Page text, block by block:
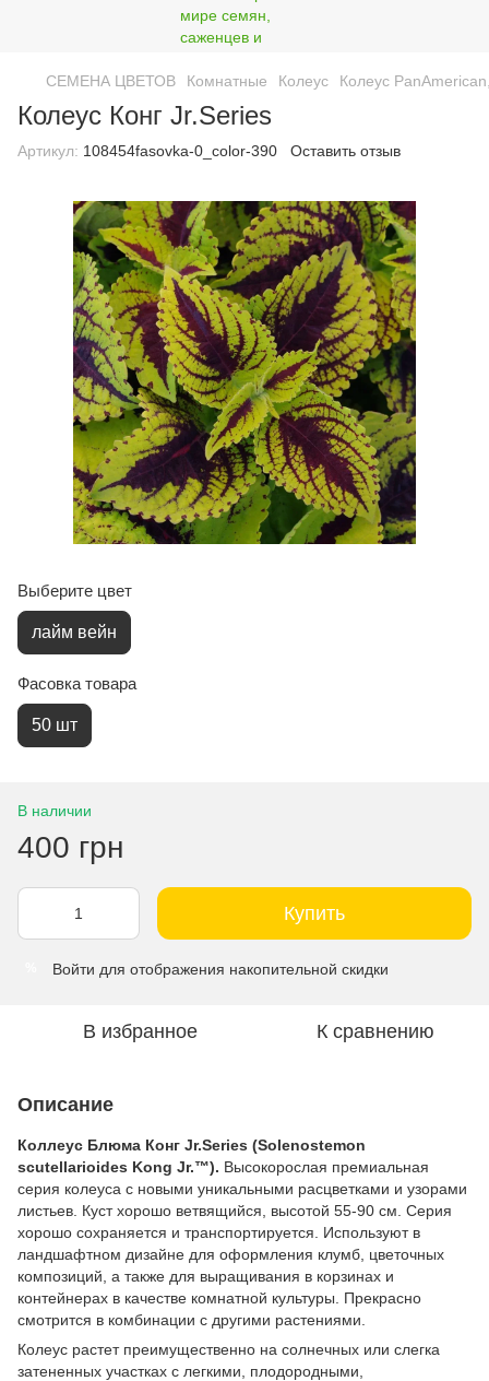
СЕМЕНА ЦВЕТОВ Комнатные Колеус Колеус
Колеус Конг Jr.Series
Артикул: 108454fasovka-0_color-390 Оставить отзыв
Выберите цвет
лайм вейн
Фасовка товара
50 шт
В наличии
400 грн
Купить
Войти для отображения накопительной скидки
В избранное К сравнению
Описание
Коллеус Блюма Конг Jr.Series (Solenostemon
scutellarioides Kong Jr.™). Высокорослая премиальная
серия колеуса с новыми уникальными расцветками и узорами
листьев. Куст хорошо ветвящийся, высотой 55-90 см. Серия
хорошо сохраняется и транспортируется.
Используют в
ландшафтном дизайне для оформления клумб, цветочных
композиций, а также для выращивания в корзинах и
контейнерах в качестве комнатной культуры.
Прекрасно
смотрится в комбинации с другими растениями.
Колеус растет преимущественно на солнечных или слегка
затененных участках с легкими, плодородными,